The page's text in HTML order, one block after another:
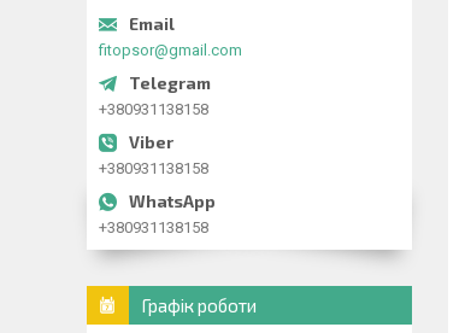
fitopsor@gmail.com
+380931138158
+380931138158
+380931138158
Графік роботи